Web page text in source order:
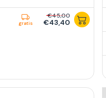
gratis
€45,00
€43,40